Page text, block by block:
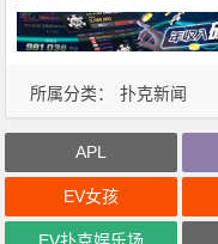
所属分类： 扑克新闻
APL
EV女孩